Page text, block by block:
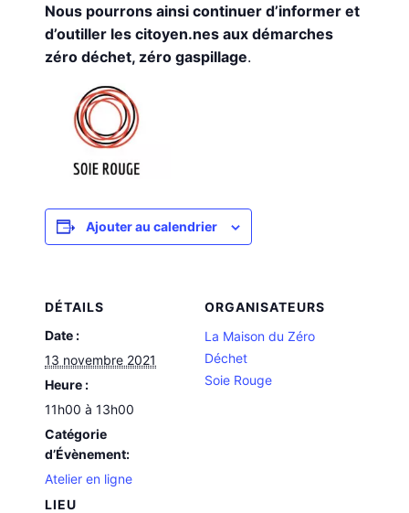
Nous pourrons ainsi continuer d’informer et
d’outiller les citoyen.nes aux démarches
zéro déchet, zéro gaspillage.
Ajouter au calendrier
DÉTAILS
Date :
13 novembre 2021
Heure :
11h00 à 13h00
Catégorie
d’Évènement:
Atelier en ligne
LIEU
ORGANISATEURS
La Maison du Zéro
Déchet
Soie Rouge